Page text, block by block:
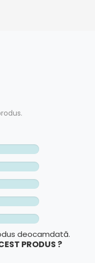
deocamdată.
PRODUS ?